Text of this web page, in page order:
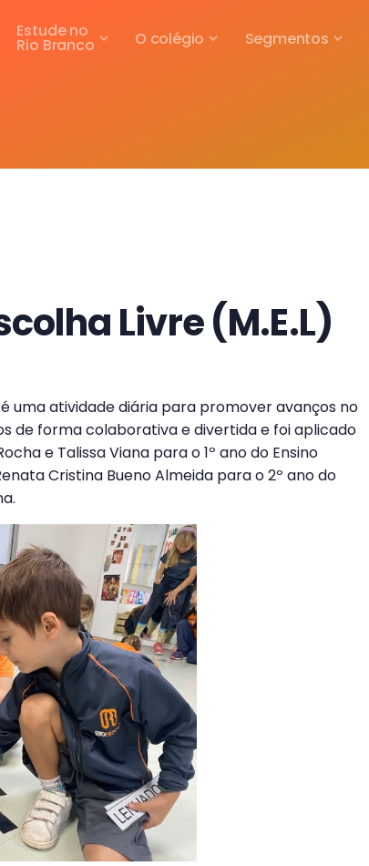
Estude no
Rio Branco O colégio Segmentos
Livre (M.E.L)
é uma atividade diária para promover avanços no
de forma colaborativa e divertida e foi aplicado
e Talissa Viana para o 1º ano do Ensino
Cristina Bueno Almeida para o 2º ano do